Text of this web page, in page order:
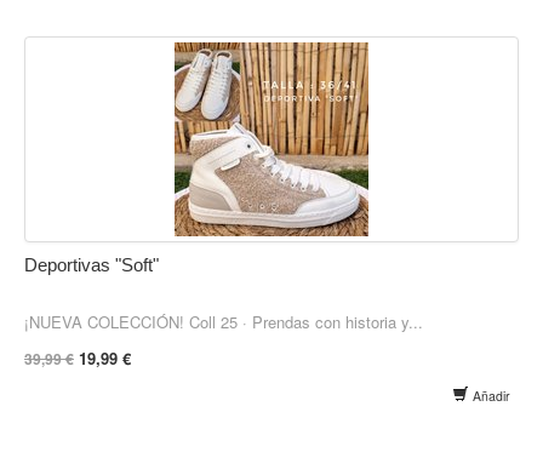
Deportivas "Soft"
¡NUEVA COLECCIÓN! Coll 25 · Prendas con historia y...
39,99 € 19,99 €
Añadir